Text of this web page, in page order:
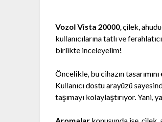
Vozol Vista 20000, çilek,
kullanıcılarına tatlı ve
birlikte inceleyelim!
Öncelikle, bu cihazın tasarımını
Kullanıcı dostu arayüzü
taşımayı kolaylaştırıyor. Yani,